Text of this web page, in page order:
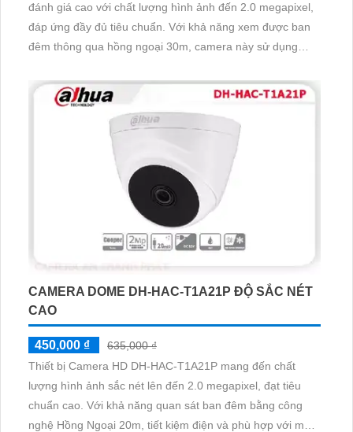
đánh giá cao với chất lượng hình ảnh đến 2.0 megapixel,
đáp ứng đầy đủ tiêu chuẩn. Với khả năng xem được ban
đêm thông qua hồng ngoại 30m, camera này sử dụng
Được trang bị Hồng Ngoại Smart IR, camera này phù hợp
cho căn hộ, nhà phố với thiết kế Dome Plastic
CAMERA DOME DH-HAC-T1A21P ĐỘ SẮC NÉT
CAO
450,000 ₫
635,000 ₫
Thiết bị Camera HD DH-HAC-T1A21P mang đến chất
lượng hình ảnh sắc nét lên đến 2.0 megapixel, đạt tiêu
chuẩn cao. Với khả năng quan sát ban đêm bằng công
nghệ Hồng Ngoại 20m, tiết kiệm điện và phù hợp với môi